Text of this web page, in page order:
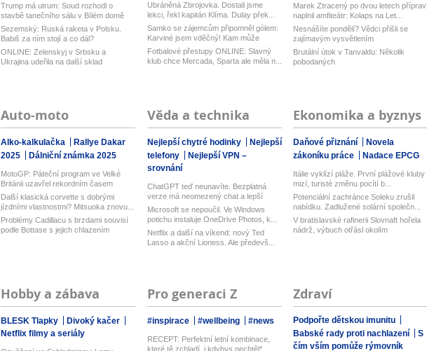
Trump má utrum: Soud rozhodl o
stavbě tanečního sálu v Bílém domě
Sezemský: Ruská raketa v Polsku.
Babiš za ním stojí a co dál?
ONLINE: Zelenskyj v Srbsku a
Ukrajina udeřila na další sklad
Ubráněná Zbrojovka. Dostali jsme
lekci, řekl kapitán Klíma. Dulay přek...
Samko se zájemcům připomněl gólem:
Karviné jsem vděčný! Kam může
odejí...
Fotbalové přestupy ONLINE: Slavný
klub chce Mercada, Sparta ale měla n...
Marek Ztracený po dvou letech příprav
naplnil amfiteátr: Kolaps na Let...
Nesnášíte pondělí? Vědci přišli se
zajímavým vysvětlením
Brutální útok v Tanvaldu: Několik
pobodaných
Auto-moto
Alko-kalkulačka
Rallye Dakar
2025
Dálniční známka 2025
MotoGP: Páteční program ve Velké
Británii uzavřel rekordním časem
Bezz...
Další klasická corvette s dobrými
jízdními vlastnostmi? Mitsuoka znovu...
Problémy Cadillacu s brzdami souvisí
podle Bottase s jejich chlazením
Věda a technika
Nejlepší chytré hodinky
Nejlepší
telefony
Nejlepší VPN –
srovnání
ChatGPT teď neunavíte. Bezplatná
verze má neomezený chat a lepší
model...
Microsoft se nepoučil. Ve Windows
potichu instaluje OneDrive Photos, k...
Netflix a další na víkend: nový Ted
Lasso a akční Lioness. Ale předevš...
Ekonomika a byznys
Daňové přiznání
Novela
zákoníku práce
Nadace EPCG
Itálie vyklízí pláže. První plážové kluby
mizí, turisté změnu pocítí b...
Potenciální zachránce Soleku zrušil
nabídku. Zadlužené solární společn...
V bratislavské rafinerii Slovnaft hořela
nádrž, výbuch otřásl okolím
Hobby a zábava
BLESK Tlapky
Divoký kačer
Netflix filmy a seriály
Pro generaci Z
#inspirace #wellbeing #news
RECEPT: Perfektní letní kombinace,
které tě zchladí, i kdybys nechtěl*...
Zdraví
Podpořte dětskou imunitu
Babské rady proti nachlazení
S
čím vším pomůže rýmovník